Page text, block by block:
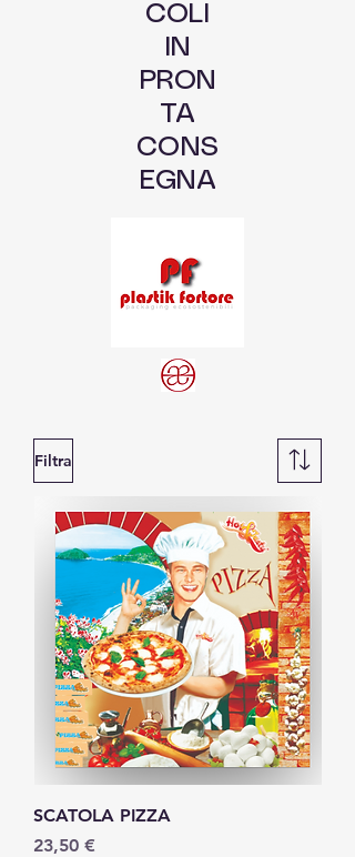
COLI
IN
PRON
TA
CONS
EGNA
Filtra
SCATOLA PIZZA
Prezzo
23,50 €